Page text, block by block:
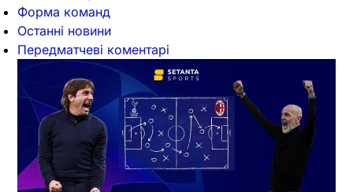
Форма команд
Останні новини
Передматчеві коментарі